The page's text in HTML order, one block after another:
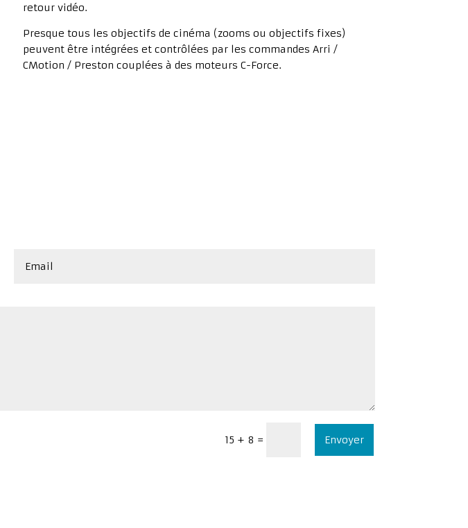
retour vidéo.
Presque tous les objectifs de cinéma (zooms ou objectifs fixes)
peuvent être intégrées et contrôlées par les commandes Arri /
CMotion / Preston couplées à des moteurs C-Force.
15 + 8 = Envoyer